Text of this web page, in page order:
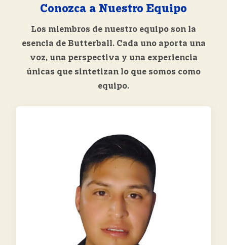
Conozca a Nuestro Equipo
Los miembros de nuestro equipo son la
esencia de Butterball. Cada uno aporta una
voz, una perspectiva y una experiencia
únicas que sintetizan lo que somos como
equipo.